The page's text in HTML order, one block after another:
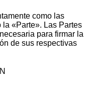
como las
«Parte». Las Partes
para firmar la
de sus respectivas